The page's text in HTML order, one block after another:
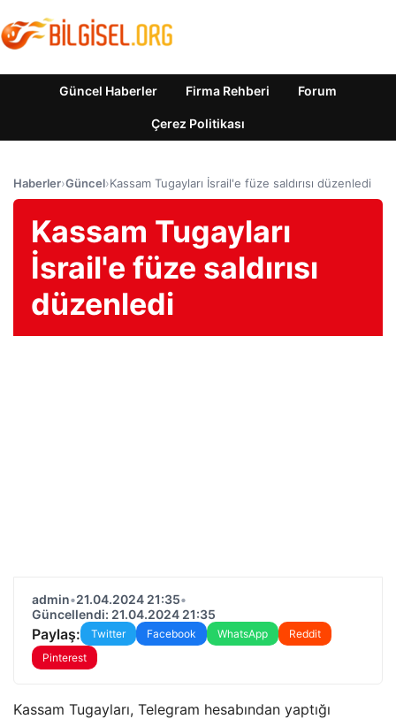
Güncel Haberler Firma Rehberi Forum
Çerez Politikası
Haberler›Güncel›Kassam Tugayları İsrail'e füze saldırısı düzenledi
Kassam Tugayları
İsrail'e füze saldırısı
düzenledi
admin•21.04.2024 21:35•
Güncellendi: 21.04.2024 21:35
Paylaş: Twitter Facebook WhatsApp
Reddit
Pinterest
Kassam Tugayları, Telegram hesabından yaptığı